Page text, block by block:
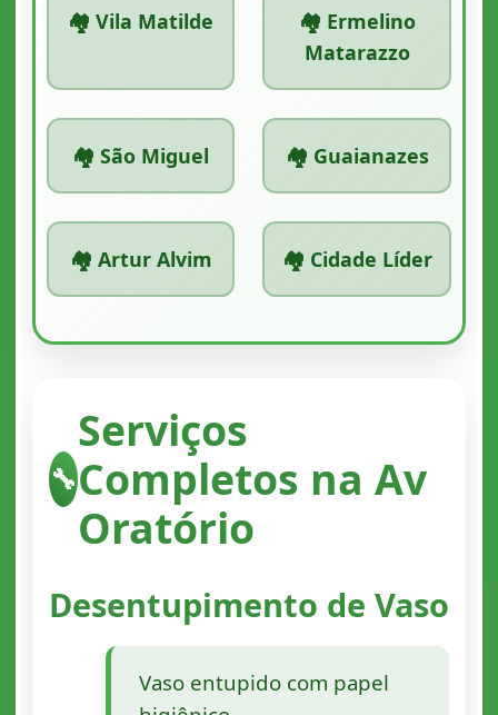
🏘️ Vila Matilde
🏘️ Ermelino
Matarazzo
🏘️ São Miguel 🏘️ Guaianazes
🏘️ Artur Alvim 🏘️ Cidade Líder
🔧
Serviços
Completos na Av
Oratório
Desentupimento de Vaso
Vaso entupido com papel